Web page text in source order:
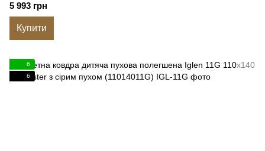
5 993 грн
Купити
6
6